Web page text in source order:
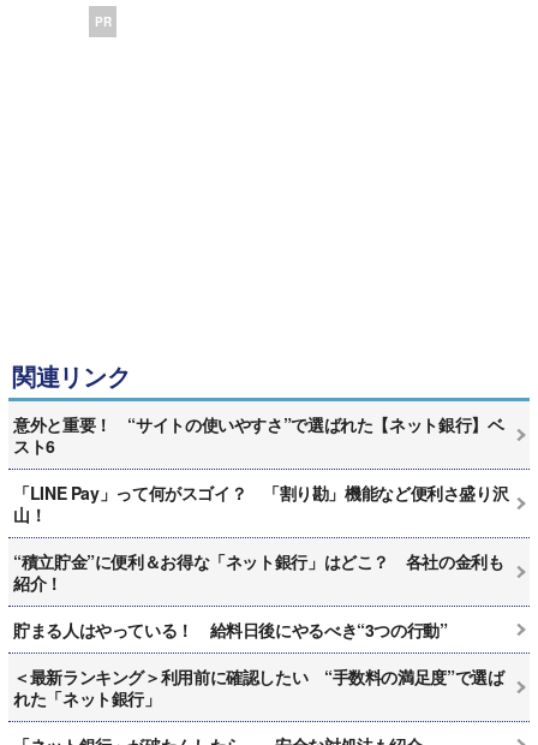
PR
関連リンク
意外と重要！ “サイトの使いやすさ”で選ばれた【ネット銀行】ベ
スト6
「LINE Pay」って何がスゴイ？ 「割り勘」機能など便利さ盛り沢
山！
“積立貯金”に便利＆お得な「ネット銀行」はどこ？ 各社の金利も
紹介！
貯まる人はやっている！ 給料日後にやるべき“3つの行動”
＜最新ランキング＞利用前に確認したい “手数料の満足度”で選ば
れた「ネット銀行」